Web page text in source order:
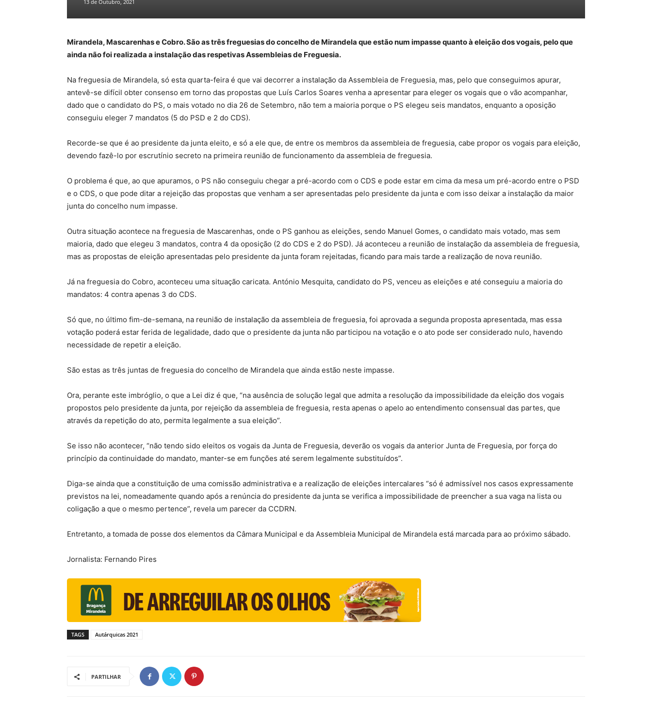
13 de Outubro, 2021
Mirandela, Mascarenhas e Cobro. São as três freguesias do concelho de Mirandela que estão num impasse quanto à eleição dos vogais, pelo que
ainda não foi realizada a instalação das respetivas Assembleias de Freguesia.
Na freguesia de Mirandela, só esta quarta-feira é que vai decorrer a instalação da Assembleia de Freguesia, mas, pelo que conseguimos apurar,
antevê-se difícil obter consenso em torno das propostas que Luís Carlos Soares venha a apresentar para eleger os vogais que o vão acompanhar,
dado que o candidato do PS, o mais votado no dia 26 de Setembro, não tem a maioria porque o PS elegeu seis mandatos, enquanto a oposição
conseguiu eleger 7 mandatos (5 do PSD e 2 do CDS).
Recorde-se que é ao presidente da junta eleito, e só a ele que, de entre os membros da assembleia de freguesia, cabe propor os vogais para eleição,
devendo fazê-lo por escrutínio secreto na primeira reunião de funcionamento da assembleia de freguesia.
O problema é que, ao que apuramos, o PS não conseguiu chegar a pré-acordo com o CDS e pode estar em cima da mesa um pré-acordo entre o PSD
e o CDS, o que pode ditar a rejeição das propostas que venham a ser apresentadas pelo presidente da junta e com isso deixar a instalação da maior
junta do concelho num impasse.
Outra situação acontece na freguesia de Mascarenhas, onde o PS ganhou as eleições, sendo Manuel Gomes, o candidato mais votado, mas sem
maioria, dado que elegeu 3 mandatos, contra 4 da oposição (2 do CDS e 2 do PSD). Já aconteceu a reunião de instalação da assembleia de freguesia,
mas as propostas de eleição apresentadas pelo presidente da junta foram rejeitadas, ficando para mais tarde a realização de nova reunião.
Já na freguesia do Cobro, aconteceu uma situação caricata. António Mesquita, candidato do PS, venceu as eleições e até conseguiu a maioria do
mandatos: 4 contra apenas 3 do CDS.
Só que, no último fim-de-semana, na reunião de instalação da assembleia de freguesia, foi aprovada a segunda proposta apresentada, mas essa
votação poderá estar ferida de legalidade, dado que o presidente da junta não participou na votação e o ato pode ser considerado nulo, havendo
necessidade de repetir a eleição.
São estas as três juntas de freguesia do concelho de Mirandela que ainda estão neste impasse.
Ora, perante este imbróglio, o que a Lei diz é que, “na ausência de solução legal que admita a resolução da impossibilidade da eleição dos vogais
propostos pelo presidente da junta, por rejeição da assembleia de freguesia, resta apenas o apelo ao entendimento consensual das partes, que
através da repetição do ato, permita legalmente a sua eleição”.
Se isso não acontecer, “não tendo sido eleitos os vogais da Junta de Freguesia, deverão os vogais da anterior Junta de Freguesia, por força do
princípio da continuidade do mandato, manter-se em funções até serem legalmente substituídos”.
Diga-se ainda que a constituição de uma comissão administrativa e a realização de eleições intercalares “só é admissível nos casos expressamente
previstos na lei, nomeadamente quando após a renúncia do presidente da junta se verifica a impossibilidade de preencher a sua vaga na lista ou
coligação a que o mesmo pertence”, revela um parecer da CCDRN.
Entretanto, a tomada de posse dos elementos da Câmara Municipal e da Assembleia Municipal de Mirandela está marcada para ao próximo sábado.
Jornalista: Fernando Pires
TAGS Autárquicas 2021
PARTILHAR